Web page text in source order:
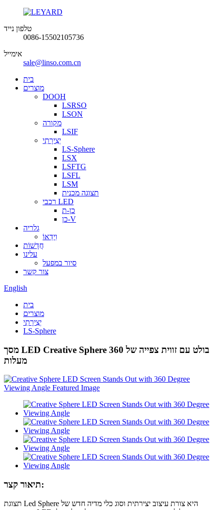
טלפון נייד
0086-15502105736
אימייל
sale@linso.com.cn
בית
מוצרים
DOOH
LSRSO
LSON
מקורה
LSIF
יְצִירָתִי
LS-Sphere
LSX
LSFTG
LSFL
LSM
תצוגה מכנית
רכבי LED
כן-ת
כן-V
גלריה
וִידֵאוֹ
חֲדָשׁוֹת
עלינו
סיור במפעל
צור קשר
English
בית
מוצרים
יְצִירָתִי
LS-Sphere
מסך LED Creative Sphere בולט עם זווית צפייה של 360
מעלות
תיאור קצר:
תצוגת Led Sphere היא צורת עיצוב יצירתית וסוג כלי מדיה חדש של